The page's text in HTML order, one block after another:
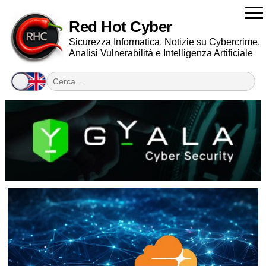
Red Hot Cyber
Sicurezza Informatica, Notizie su Cybercrime,
Analisi Vulnerabilità e Intelligenza Artificiale